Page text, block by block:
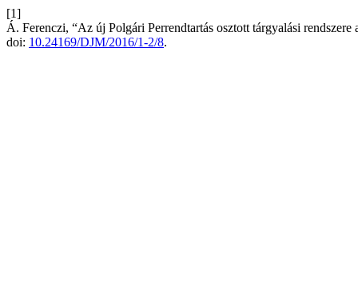
[1]
Á. Ferenczi, “Az új Polgári Perrendtartás osztott tárgyalási
doi: 10.24169/DJM/2016/1-2/8.